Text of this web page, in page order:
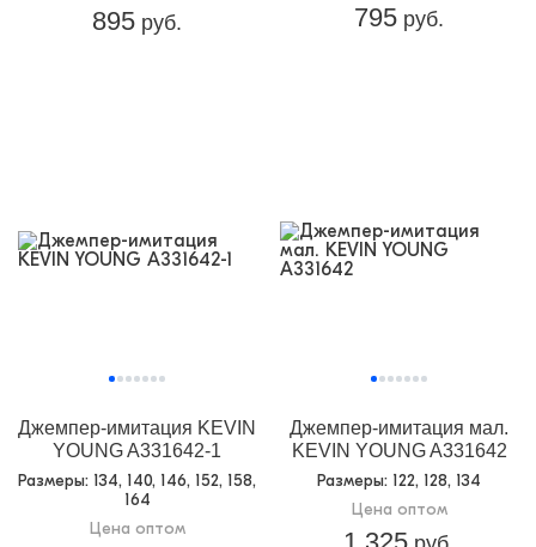
895 руб. 795 руб.
Джемпер-имитация KEVIN
YOUNG A331642-1
Размеры: 134, 140, 146, 152, 158,
164
Цена оптом
Джемпер-имитация мал.
KEVIN YOUNG A331642
Размеры: 122, 128, 134
Цена оптом